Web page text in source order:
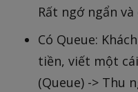
Rất ngớ ngẩn
Có Queue:
tiền, viết một
(Queue) -> Thu